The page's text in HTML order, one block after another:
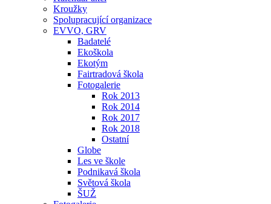
Kroužky
Spolupracující organizace
EVVO, GRV
Badatelé
Ekoškola
Ekotým
Fairtradová škola
Fotogalerie
Rok 2013
Rok 2014
Rok 2017
Rok 2018
Ostatní
Globe
Les ve škole
Podnikavá škola
Světová škola
ŠUŽ